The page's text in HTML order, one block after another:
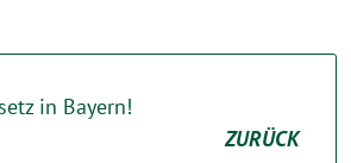
in Bayern!
ZURÜCK